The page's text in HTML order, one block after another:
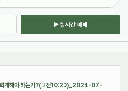
실시간 예배
회개해야 하는가?(고전10:20)_2024-07-
케치북5